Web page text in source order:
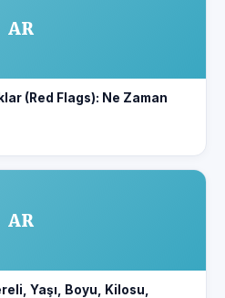
AR
(Red Flags): Ne Zaman
AR
Yaşı, Boyu, Kilosu,